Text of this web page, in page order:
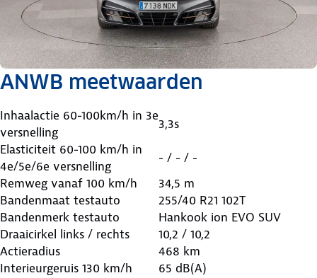
ANWB meetwaarden
Inhaalactie 60-100km/h in 3e
versnelling
3,3s
Elasticiteit 60-100 km/h in
4e/5e/6e versnelling
- / - / -
Remweg vanaf 100 km/h
34,5 m
Bandenmaat testauto
255/40 R21 102T
Bandenmerk testauto
Hankook ion EVO SUV
Draaicirkel links / rechts
10,2 / 10,2
Actieradius
468 km
Interieurgeruis 130 km/h
65 dB(A)